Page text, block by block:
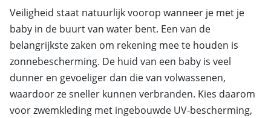
Veiligheid staat natuurlijk voorop wanneer je met je
baby in de buurt van water bent. Een van de
belangrijkste zaken om rekening mee te houden is
zonnebescherming. De huid van een baby is veel
dunner en gevoeliger dan die van volwassenen,
waardoor ze sneller kunnen verbranden. Kies daarom
voor zwemkleding met ingebouwde UV-bescherming,